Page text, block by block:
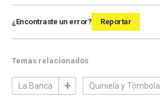
¿Encontraste un error? Reportar
Temas relacionados
La Banca Quiniela y Tómbola